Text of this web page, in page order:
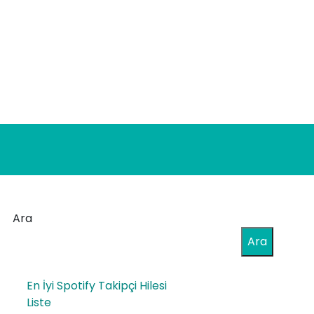
Ara
Ara
En İyi Spotify Takipçi Hilesi
Liste